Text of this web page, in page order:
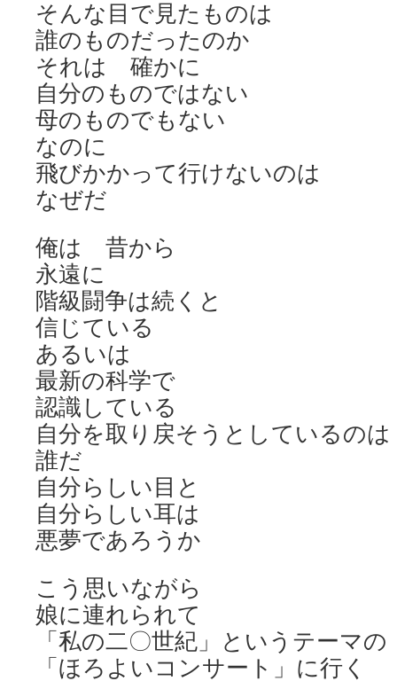
そんな目で見たものは
誰のものだったのか
それは 確かに
自分のものではない
母のものでもない
なのに
飛びかかって行けないのは
なぜだ
俺は 昔から
永遠に
階級闘争は続くと
信じている
あるいは
最新の科学で
認識している
自分を取り戻そうとしているのは
誰だ
自分らしい目と
自分らしい耳は
悪夢であろうか
こう思いながら
娘に連れられて
「私の二〇世紀」というテーマの
「ほろよいコンサート」に行く